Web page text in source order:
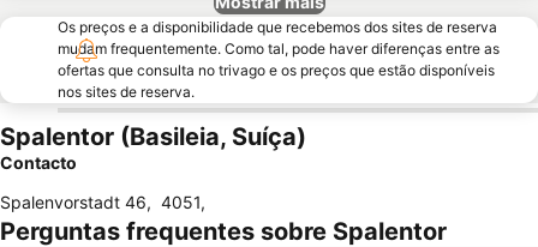
Os preços e a disponibilidade que recebemos dos sites de reserva
mudam frequentemente. Como tal, pode haver diferenças entre as
ofertas que consulta no trivago e os preços que estão disponíveis
nos sites de reserva.
Spalentor (Basileia, Suíça)
Contacto
Spalenvorstadt 46, 4051,
Perguntas frequentes sobre Spalentor